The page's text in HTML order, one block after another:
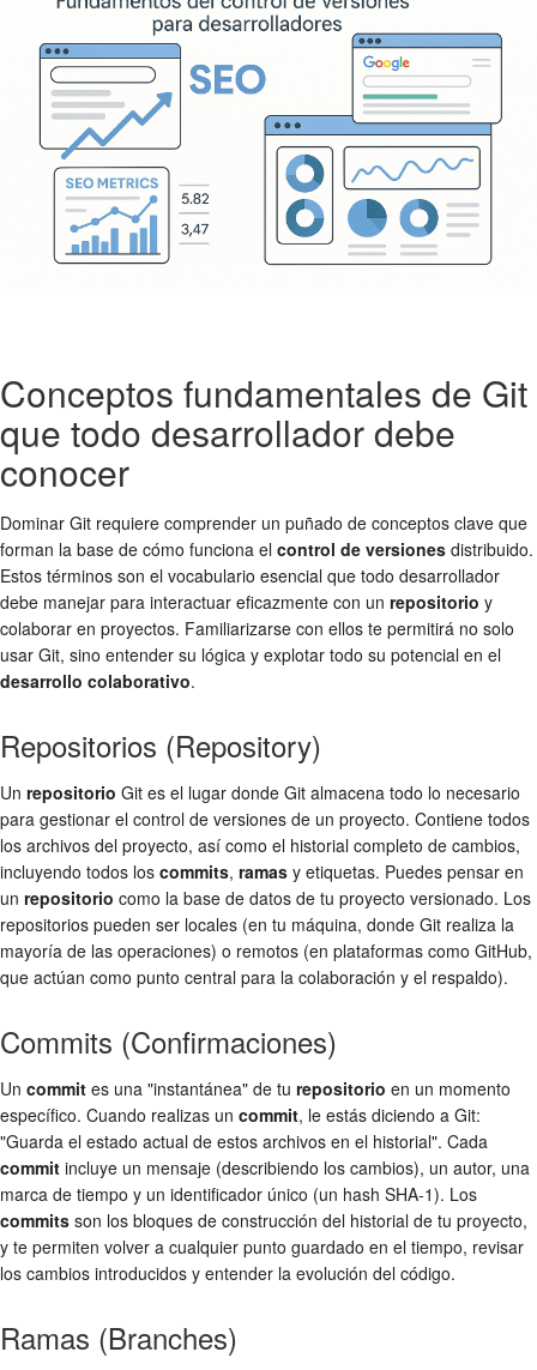
Conceptos fundamentales de Git
que todo desarrollador debe
conocer
Dominar Git requiere comprender un puñado de conceptos clave que
forman la base de cómo funciona el control de versiones distribuido.
Estos términos son el vocabulario esencial que todo desarrollador
debe manejar para interactuar eficazmente con un repositorio y
colaborar en proyectos. Familiarizarse con ellos te permitirá no solo
usar Git, sino entender su lógica y explotar todo su potencial en el
desarrollo colaborativo.
Repositorios (Repository)
Un repositorio Git es el lugar donde Git almacena todo lo necesario
para gestionar el control de versiones de un proyecto. Contiene todos
los archivos del proyecto, así como el historial completo de cambios,
incluyendo todos los commits, ramas y etiquetas. Puedes pensar en
un repositorio como la base de datos de tu proyecto versionado. Los
repositorios pueden ser locales (en tu máquina, donde Git realiza la
mayoría de las operaciones) o remotos (en plataformas como GitHub,
que actúan como punto central para la colaboración y el respaldo).
Commits (Confirmaciones)
Un commit es una "instantánea" de tu repositorio en un momento
específico. Cuando realizas un commit, le estás diciendo a Git:
"Guarda el estado actual de estos archivos en el historial". Cada
commit incluye un mensaje (describiendo los cambios), un autor, una
marca de tiempo y un identificador único (un hash SHA-1). Los
commits son los bloques de construcción del historial de tu proyecto,
y te permiten volver a cualquier punto guardado en el tiempo, revisar
los cambios introducidos y entender la evolución del código.
Ramas (Branches)